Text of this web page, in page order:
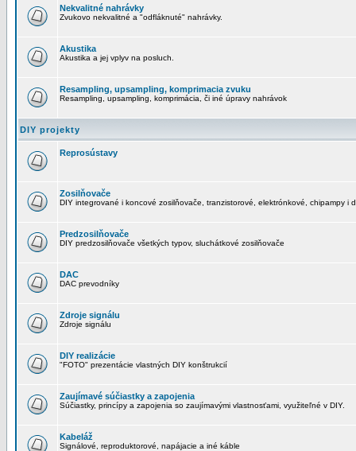
Nekvalitné nahrávky
Zvukovo nekvalitné a "odfláknuté" nahrávky.
Akustika
Akustika a jej vplyv na posluch.
Resampling, upsampling, komprimacia zvuku
Resampling, upsampling, komprimácia, či iné úpravy nahrávok
DIY projekty
Reprosústavy
Zosilňovače
DIY integrované i koncové zosilňovače, tranzistorové, elektrónkové, chipampy i
Predzosilňovače
DIY predzosilňovače všetkých typov, sluchátkové zosilňovače
DAC
DAC prevodníky
Zdroje signálu
Zdroje signálu
DIY realizácie
"FOTO" prezentácie vlastných DIY konštrukcií
Zaujímavé súčiastky a zapojenia
Súčiastky, princípy a zapojenia so zaujímavými vlastnosťami, využiteľné v DIY.
Kabeláž
Signálové, reproduktorové, napájacie a iné káble